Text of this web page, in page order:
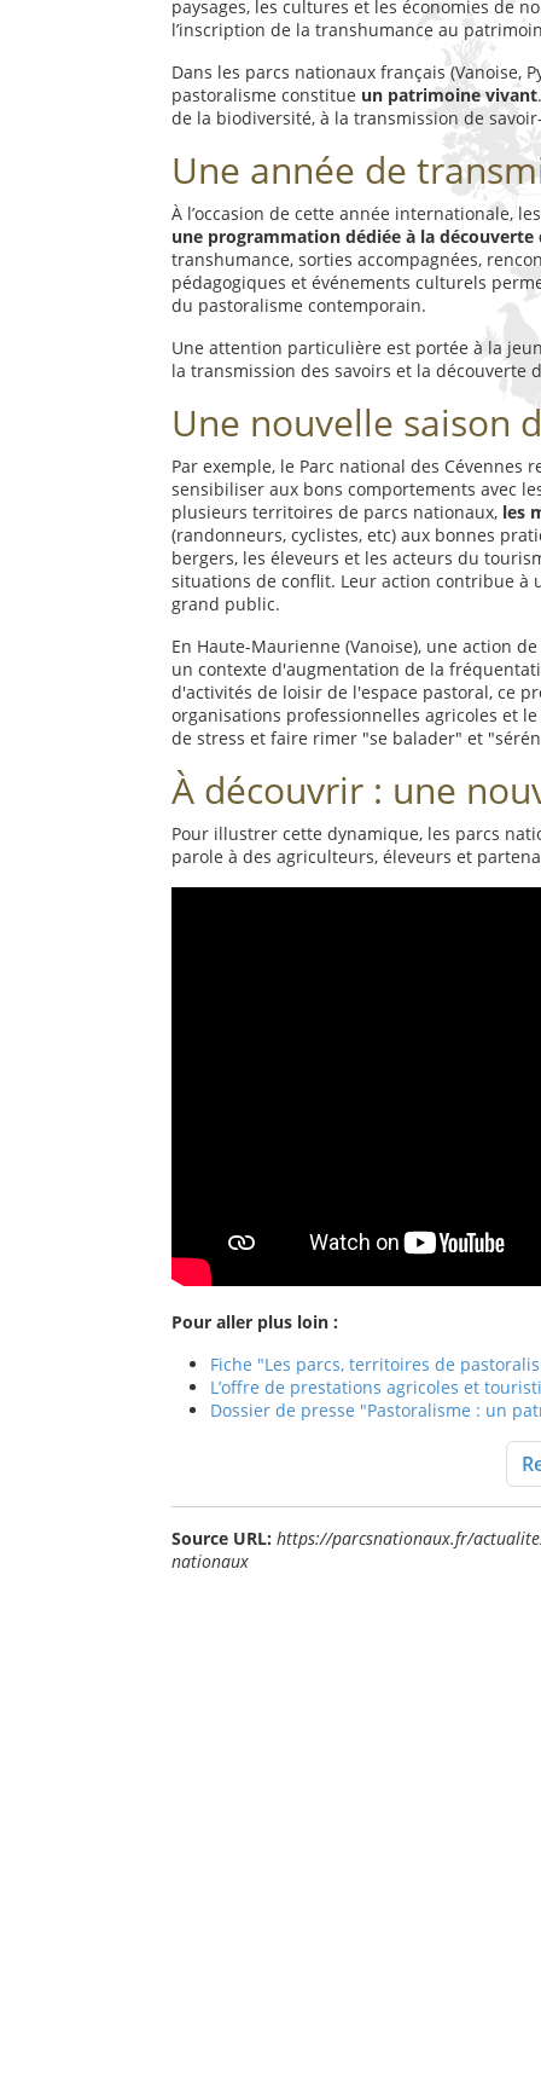
paysages, les cultures et les économies de
l’inscription de la transhumance au
Dans les parcs nationaux français (Vanoise,
pastoralisme constitue un patrimoine vivant
de la biodiversité, à la transmission de
Une année de
À l’occasion de cette année internationale,
une programmation dédiée à la
transhumance, sorties accompagnées,
pédagogiques et événements culturels
du pastoralisme contemporain.
Une attention particulière est portée à la
la transmission des savoirs et la découverte
Une nouvelle saison
Par exemple, le Parc national des
sensibiliser aux bons comportements avec
plusieurs territoires de parcs nationaux, les
(randonneurs, cyclistes, etc) aux bonnes
bergers, les éleveurs et les acteurs du
situations de conflit. Leur action contribue
grand public.
En Haute-Maurienne (Vanoise), une action de
un contexte d'augmentation de la
d'activités de loisir de l'espace pastoral, ce
organisations professionnelles agricoles et
de stress et faire rimer "se balader" et
À découvrir : une
Pour illustrer cette dynamique, les parcs
parole à des agriculteurs, éleveurs et
Pour aller plus loin :
Fiche "Les parcs, territoires de
L’offre de prestations agricoles et
Dossier de presse "Pastoralisme : un
Source URL: https://parcsnationaux.fr/
nationaux